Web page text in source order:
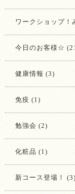
ワークショップ！
今日のお客様☆
健康情報 (3)
免疫 (1)
勉強会 (2)
化粧品 (1)
新コース登場！ (3)